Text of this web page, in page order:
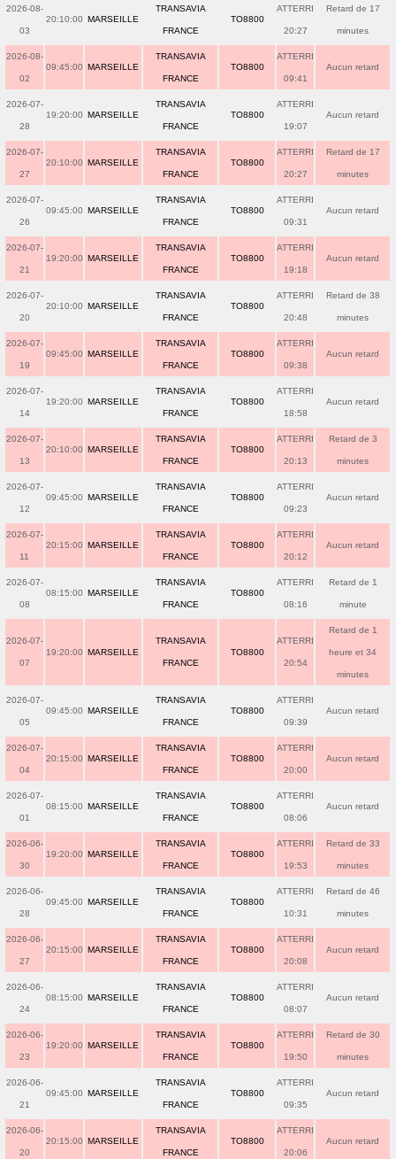
2026-08-
03
20:10:00 MARSEILLE
TRANSAVIA
FRANCE
TO8800
ATTERRI
20:27
Retard de 17
minutes
2026-08-
02
09:45:00 MARSEILLE
TRANSAVIA
FRANCE
TO8800
ATTERRI
09:41
Aucun retard
2026-07-
28
19:20:00 MARSEILLE
TRANSAVIA
FRANCE
TO8800
ATTERRI
19:07
Aucun retard
2026-07-
27
20:10:00 MARSEILLE
TRANSAVIA
FRANCE
TO8800
ATTERRI
20:27
Retard de 17
minutes
2026-07-
26
09:45:00 MARSEILLE
TRANSAVIA
FRANCE
TO8800
ATTERRI
09:31
Aucun retard
2026-07-
21
19:20:00 MARSEILLE
TRANSAVIA
FRANCE
TO8800
ATTERRI
19:18
Aucun retard
2026-07-
20
20:10:00 MARSEILLE
TRANSAVIA
FRANCE
TO8800
ATTERRI
20:48
Retard de 38
minutes
2026-07-
19
09:45:00 MARSEILLE
TRANSAVIA
FRANCE
TO8800
ATTERRI
09:38
Aucun retard
2026-07-
14
19:20:00 MARSEILLE
TRANSAVIA
FRANCE
TO8800
ATTERRI
18:58
Aucun retard
2026-07-
13
20:10:00 MARSEILLE
TRANSAVIA
FRANCE
TO8800
ATTERRI
20:13
Retard de 3
minutes
2026-07-
12
09:45:00 MARSEILLE
TRANSAVIA
FRANCE
TO8800
ATTERRI
09:23
Aucun retard
2026-07-
11
20:15:00 MARSEILLE
TRANSAVIA
FRANCE
TO8800
ATTERRI
20:12
Aucun retard
2026-07-
08
08:15:00 MARSEILLE
TRANSAVIA
FRANCE
TO8800
ATTERRI
08:16
Retard de 1
minute
2026-07-
07
19:20:00 MARSEILLE
TRANSAVIA
FRANCE
TO8800
ATTERRI
20:54
Retard de 1
heure et 34
minutes
2026-07-
05
09:45:00 MARSEILLE
TRANSAVIA
FRANCE
TO8800
ATTERRI
09:39
Aucun retard
2026-07-
04
20:15:00 MARSEILLE
TRANSAVIA
FRANCE
TO8800
ATTERRI
20:00
Aucun retard
2026-07-
01
08:15:00 MARSEILLE
TRANSAVIA
FRANCE
TO8800
ATTERRI
08:06
Aucun retard
2026-06-
30
19:20:00 MARSEILLE
TRANSAVIA
FRANCE
TO8800
ATTERRI
19:53
Retard de 33
minutes
2026-06-
28
09:45:00 MARSEILLE
TRANSAVIA
FRANCE
TO8800
ATTERRI
10:31
Retard de 46
minutes
2026-06-
27
20:15:00 MARSEILLE
TRANSAVIA
FRANCE
TO8800
ATTERRI
20:08
Aucun retard
2026-06-
24
08:15:00 MARSEILLE
TRANSAVIA
FRANCE
TO8800
ATTERRI
08:07
Aucun retard
2026-06-
23
19:20:00 MARSEILLE
TRANSAVIA
FRANCE
TO8800
ATTERRI
19:50
Retard de 30
minutes
2026-06-
21
09:45:00 MARSEILLE
TRANSAVIA
FRANCE
TO8800
ATTERRI
09:35
Aucun retard
2026-06-
20
20:15:00 MARSEILLE
TRANSAVIA
FRANCE
TO8800
ATTERRI
20:06
Aucun retard